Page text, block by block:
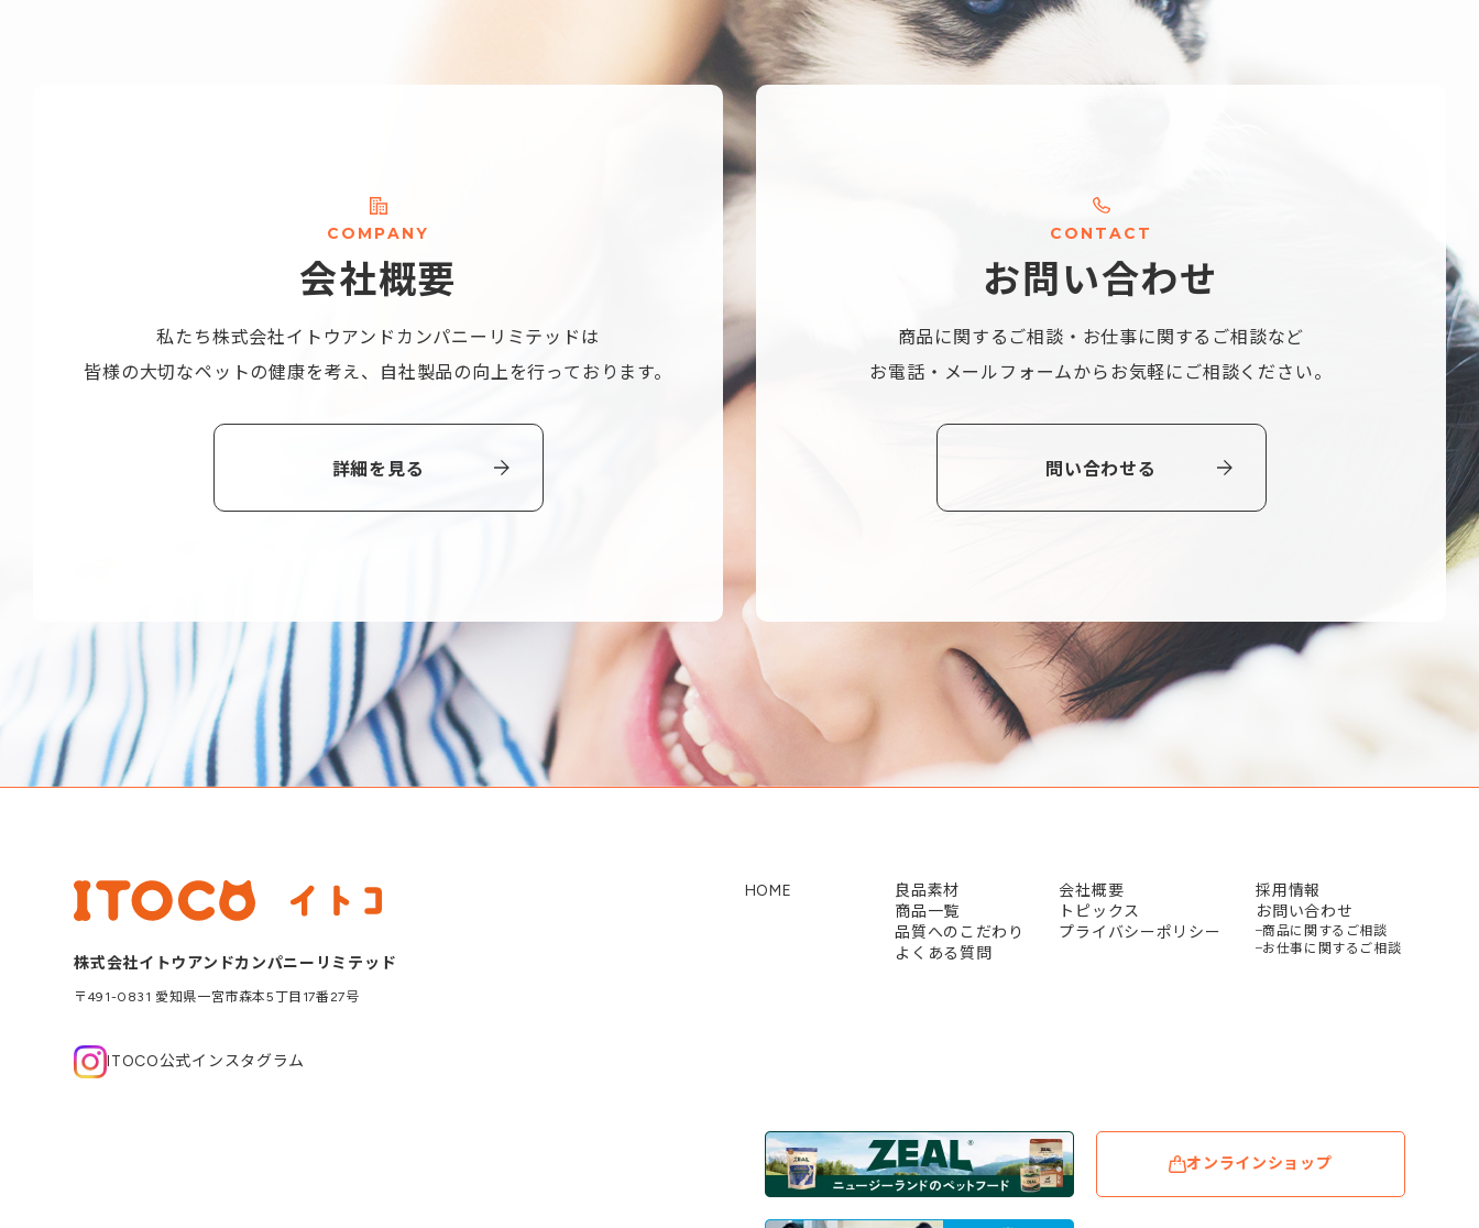
C O M PANY
会社概要
私たち株式会社イトウアンドカンパニーリミテッドは
皆様の大切なペットの健康を考え、 自社製品の向上を行っております。
詳細を見る
C O N TAC T
お問い合わせ
商品に関するご相談・ お仕事に関するご相談など
お電話・メールフォームからお気軽にご相談ください。
問い合わせる
株式会社イトウアンドカンパニーリミテッド
〒491-0831 愛知県一宮市森本5丁目17番27号
HOME
良品素材
商品一覧
品質へのこだわり
よくある質問
会社概要
トピックス
プライバシーポリシー
採用情報
お問い合わせ
商品に関するご相談
お仕事に関するご相談
ITOCO公式インスタグラム
オンラインショップ